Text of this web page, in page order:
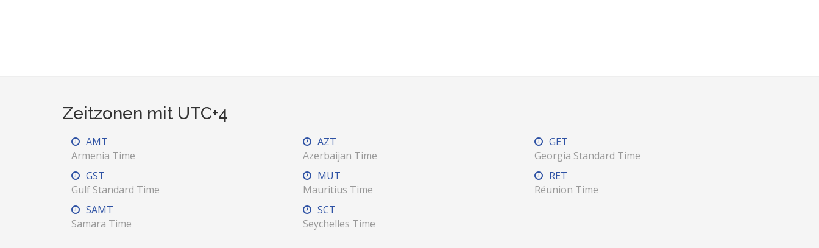
Zeitzonen mit UTC+4
AMT
Armenia Time
AZT
Azerbaijan Time
GET
Georgia Standard Time
GST
Gulf Standard Time
MUT
Mauritius Time
RET
Réunion Time
SAMT
Samara Time
SCT
Seychelles Time